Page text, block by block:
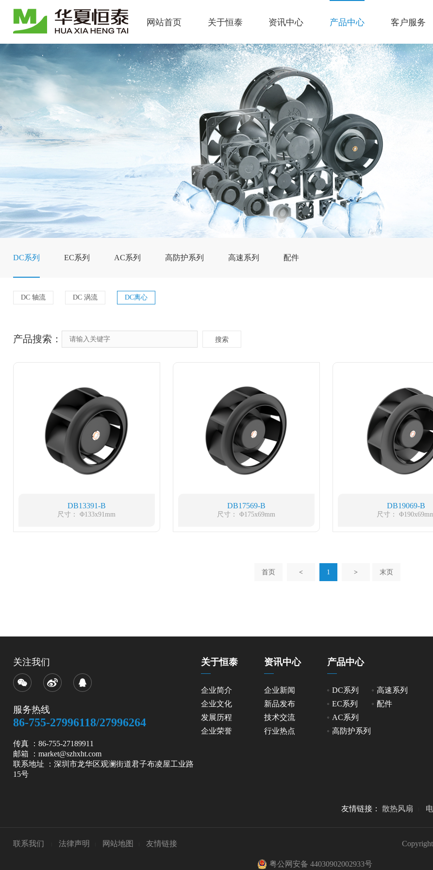
网站首页 关于恒泰 资讯中心 产品中心 客户服务
DC系列 EC系列 AC系列 高防护系列 高速系列 配件
DC 轴流 DC 涡流 DC离心
产品搜索： 搜索
DB13391-B
尺寸： Φ133x91mm
DB17569-B
尺寸： Φ175x69mm
DB19069-B
尺寸：
首页 < 1 > 末页
关于恒泰
企业简介
企业文化
发展历程
企业荣誉
资讯中心
企业新闻
新品发布
技术交流
行业热点
产品中心
DC系列
EC系列
AC系列
高防护系列
高速系列
配件
友情链接： 散热风扇
关注我们
服务热线
86-755-27996118/27996264
传真 ：86-755-27189911
邮箱 ：market@szhxht.com
联系地址 ：深圳市龙华区观澜街道君子布凌屋工业路
15号
联系我们 法律声明 网站地图 友情链接
粤公网安备 44030902002933号